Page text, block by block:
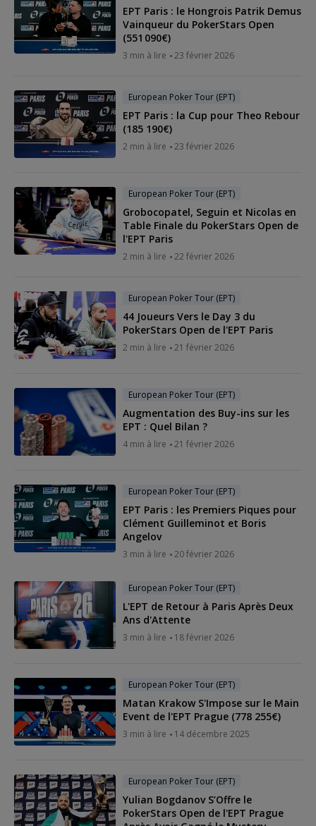
EPT Paris : le Hongrois Patrik Demus
Vainqueur du PokerStars Open
(551 090€)
3 min à lire 23 février 2026
European Poker Tour (EPT)
EPT Paris : la Cup pour Theo Rebour
(185 190€)
2 min à lire 23 février 2026
European Poker Tour (EPT)
Grobocopatel, Seguin et Nicolas en
Table Finale du PokerStars Open de
l'EPT Paris
2 min à lire 22 février 2026
European Poker Tour (EPT)
44 Joueurs Vers le Day 3 du
PokerStars Open de l'EPT Paris
2 min à lire 21 février 2026
European Poker Tour (EPT)
Augmentation des Buy-ins sur les
EPT : Quel Bilan ?
4 min à lire 21 février 2026
European Poker Tour (EPT)
EPT Paris : les Premiers Piques pour
Clément Guilleminot et Boris
Angelov
3 min à lire 20 février 2026
European Poker Tour (EPT)
L'EPT de Retour à Paris Après Deux
Ans d'Attente
3 min à lire 18 février 2026
European Poker Tour (EPT)
Matan Krakow S'Impose sur le Main
Event de l'EPT Prague (778 255€)
3 min à lire 14 décembre 2025
European Poker Tour (EPT)
Yulian Bogdanov S’Offre le
PokerStars Open de l'EPT Prague